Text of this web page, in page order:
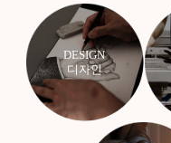
DESIGN
디자인